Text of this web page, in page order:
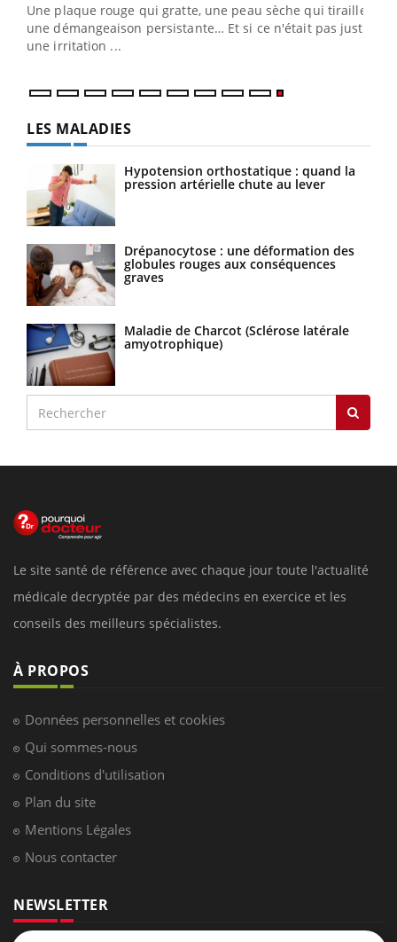
Une plaque rouge qui gratte, une peau sèche qui tiraille,
une démangeaison persistante… Et si ce n'était pas juste
une irritation ...
LES MALADIES
Hypotension orthostatique : quand la
pression artérielle chute au lever
Drépanocytose : une déformation des
globules rouges aux conséquences
graves
Maladie de Charcot (Sclérose latérale
amyotrophique)
Le site santé de référence avec chaque jour toute l'actualité
médicale decryptée par des médecins en exercice et les
conseils des meilleurs spécialistes.
À PROPOS
Données personnelles et cookies
Qui sommes-nous
Conditions d'utilisation
Plan du site
Mentions Légales
Nous contacter
NEWSLETTER